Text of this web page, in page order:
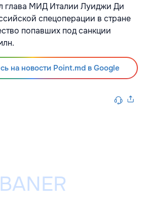
глава МИД Италии Луиджи Ди
спецоперации в стране
попавших под санкции
на новости Point.md в Google